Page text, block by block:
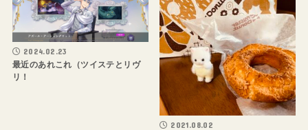
2024.02.23
最近のあれこれ（ツイステとリヴ
リ！
2021.08.02